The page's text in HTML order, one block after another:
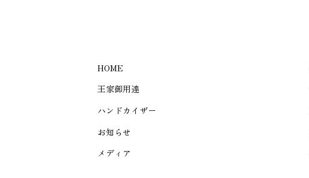
HOME
王家御用達
ハンドカイザー
お知らせ
メディア